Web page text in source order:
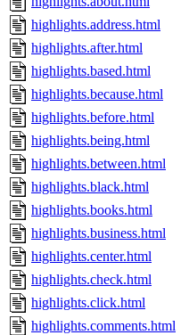
highlights.address.html
highlights.after.html
highlights.based.html
highlights.because.html
highlights.before.html
highlights.being.html
highlights.between.html
highlights.black.html
highlights.books.html
highlights.business.html
highlights.center.html
highlights.check.html
highlights.click.html
highlights.comments.html